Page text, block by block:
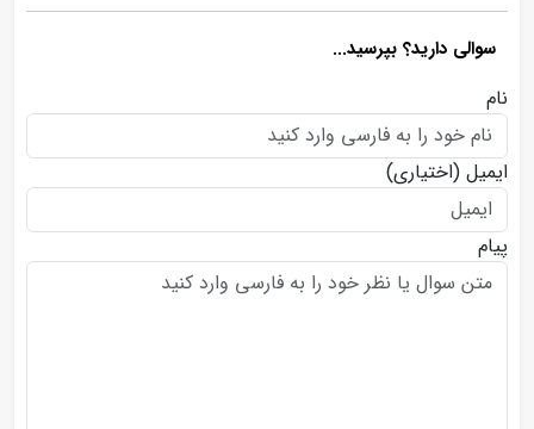
سوالی دارید؟ بپرسید...
نام
ایمیل (اختیاری)
پیام